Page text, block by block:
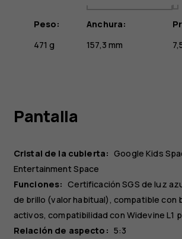
Peso:
471 g
Anchura:
157,3 mm
Pantalla
Cristal de la cubierta: Google Kids
Entertainment Space
Funciones: Certificación SGS de luz
de brillo (valor habitual), compatible con
activos, compatibilidad con Widevine L1
Relación de aspecto: 5:3